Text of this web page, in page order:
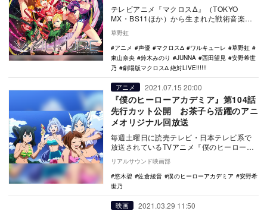
テレビアニメ『マクロスΔ』（TOKYO
MX・BS11ほか）から生まれた戦術音楽ユ
『Walk…
草野虹
アニメ
声優 マクロスΔ ワルキューレ
草野虹
東山奈央
鈴木みのり JUNNA 西田望見
安野希世
乃
劇場版マクロスΔ 絶対LIVE!!!!!!
アニメ 2021.07.15 20:00
『僕のヒーローアカデミア』第104話
先行カット公開 お茶子ら活躍のアニ
メオリジナル回放送
毎週土曜日に読売テレビ・日本テレビ系で
放送されているTVアニメ『僕のヒーローア
カデミア』より、第104話の先行カットが公
開された…
リアルサウンド映画部
悠木碧
佐倉綾音 僕のヒーローアカデミア
安野希
世乃
映画 2021.03.29 11:50